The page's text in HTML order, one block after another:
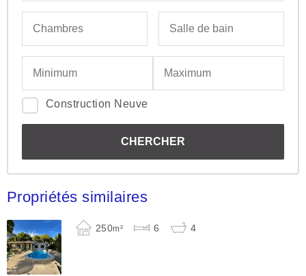
Construction Neuve
Propriétés similaires
250m² 6 4